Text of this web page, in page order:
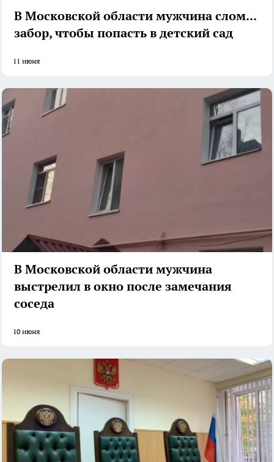
В Московской области мужчина сломал
забор, чтобы попасть в детский сад
11 июня
В Московской области мужчина
выстрелил в окно после замечания
соседа
10 июня